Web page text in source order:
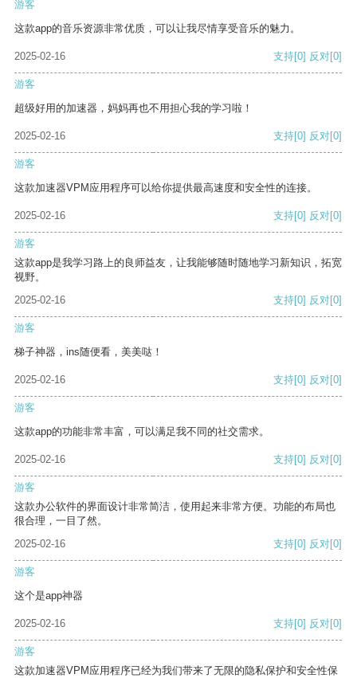
游客
这款app的音乐资源非常优质，可以让我尽情享受音乐的魅力。
2025-02-16 支持[0] 反对[0]
游客
超级好用的加速器，妈妈再也不用担心我的学习啦！
2025-02-16 支持[0] 反对[0]
游客
这款加速器VPM应用程序可以给你提供最高速度和安全性的连接。
2025-02-16 支持[0] 反对[0]
游客
这款app是我学习路上的良师益友，让我能够随时随地学习新知识，拓宽
视野。
2025-02-16
支持[0] 反对[0]
游客
梯子神器，ins随便看，美美哒！
2025-02-16 支持[0] 反对[0]
游客
这款app的功能非常丰富，可以满足我不同的社交需求。
2025-02-16 支持[0] 反对[0]
游客
这款办公软件的界面设计非常简洁，使用起来非常方便。功能的布局也
很合理，一目了然。
2025-02-16
支持[0] 反对[0]
游客
这个是app神器
2025-02-16 支持[0] 反对[0]
游客
这款加速器VPM应用程序已经为我们带来了无限的隐私保护和安全性保